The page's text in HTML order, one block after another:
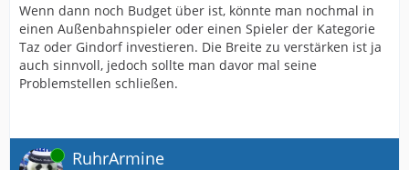
Wenn dann noch Budget über ist, könnte man nochmal in
einen Außenbahnspieler oder einen Spieler der Kategorie
Taz oder Gindorf investieren. Die Breite zu verstärken ist ja
auch sinnvoll, jedoch sollte man davor mal seine
Problemstellen schließen.
Online RuhrArmine